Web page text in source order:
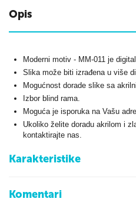
Opis
Moderni motiv - MM-011 je
Slika može biti izrađena u više
Mogućnost dorade slike sa
Izbor blind rama.
Moguća je isporuka na Vašu
Ukoliko želite doradu akrilom i
kontaktirajte nas.
Karakteristike
Komentari